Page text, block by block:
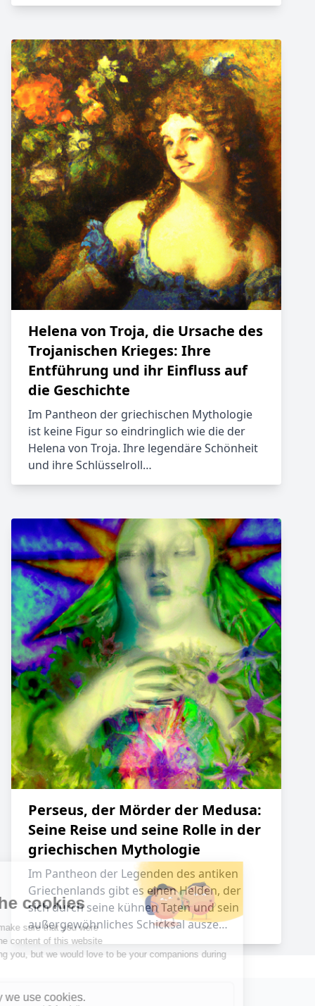
Helena von Troja, die Ursache des
Trojanischen Krieges: Ihre
Entführung und ihr Einfluss auf
die Geschichte
Im Pantheon der griechischen Mythologie
ist keine Figur so eindringlich wie die der
Helena von Troja. Ihre legendäre Schönheit
und ihre Schlüsselroll…
Perseus, der Mörder der Medusa:
Seine Reise und seine Rolle in der
griechischen Mythologie
Im Pantheon der Legenden des antiken
Griechenlands gibt es einen Helden, der
sich durch seine kühnen Taten und sein
außergewöhnliches Schicksal ausze…